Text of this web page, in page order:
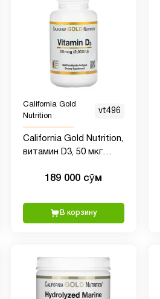
California Gold
Nutrition
vt496
California Gold Nutrition,
витамин D3, 50 мкг
желатиновых капсул
189 000 сӯм
В корзину